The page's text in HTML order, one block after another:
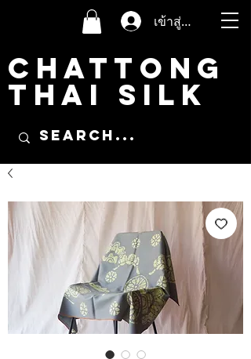
เข้าสู่ระบบ
CHATTONG
THAI SILK